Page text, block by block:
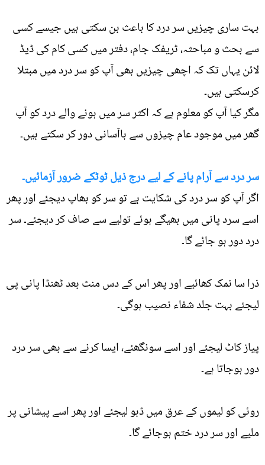
بہت ساری چیزیں سر درد کا باعث بن سکتی ہیں جیسے کسی
سے بحث و مباحثہ، ٹریفک جام، دفتر میں کسی کام کی ڈیڈ
لائن یہاں تک کہ اچھی چیزیں بھی آپ کو سر درد میں مبتلا
کرسکتی ہیں۔
مگر کیا آپ کو معلوم ہے کہ اکثر سر میں ہونے والے درد کو آپ
گھر میں موجود عام چیزوں سے باآسانی دور کر سکتے ہیں۔
سر درد سے آرام پانے کے لیے درج ذیل ٹوٹکے ضرور آزمائیں۔
اگر آپ کو سر درد کی شکایت ہے تو سر کو بھاپ دیجئے اور پھر
اسے سرد پانی میں بھیگے ہوئے تولیے سے صاف کر دیجئے۔ سر
درد دور ہو جائے گا۔
ذرا سا نمک کھائیے اور پھر اس کے دس منٹ بعد ٹھنڈا پانی پی
لیجئے بہت جلد شفاء نصیب ہوگی۔
پیاز کاٹ لیجئے اور اسے سونگھئے، ایسا کرنے سے بھی سر درد
دور ہوجاتا ہے۔
روئی کو لیموں کے عرق میں ڈبو لیجئے اور پھر اسے پیشانی پر
ملیے اور سر درد ختم ہوجائے گا۔